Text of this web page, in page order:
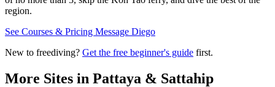
region.
See Courses & Pricing Message Diego
New to freediving? Get the free beginner's guide first.
More Sites in Pattaya & Sattahip